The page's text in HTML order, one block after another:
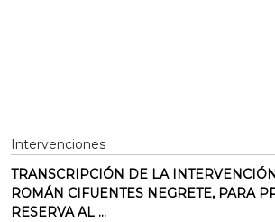
Intervenciones
TRANSCRIPCIÓN DE LA
ROMÁN CIFUENTES NEGRETE, PARA
RESERVA AL ...